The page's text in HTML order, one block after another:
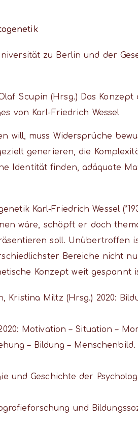
zu Berlin und der
Scupin (Hrsg.) Das
von Karl-Friedrich Wessel
will, muss Widersprüche
generieren, die
Identität finden, adäquate
Karl-Friedrich Wessel
wäre, schöpft er doch
soll. Unübertroffen
Bereiche nicht
Konzept weit gespannt
Kristina Miltz (Hrsg.) 2020:
Motivation – Situation –
– Bildung –
und Geschichte der
und